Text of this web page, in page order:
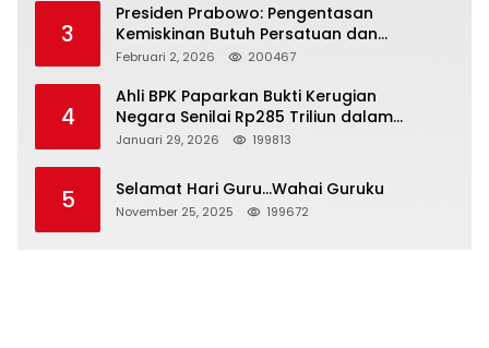
3
Presiden Prabowo: Pengentasan
Kemiskinan Butuh Persatuan dan
Kepemimpinan yang Bertanggung Jawab
Februari 2, 2026 200467
4
Ahli BPK Paparkan Bukti Kerugian
Negara Senilai Rp285 Triliun dalam
Persidangan Korupsi PT Pertamina
Januari 29, 2026 199813
5 Selamat Hari Guru…Wahai Guruku
November 25, 2025 199672